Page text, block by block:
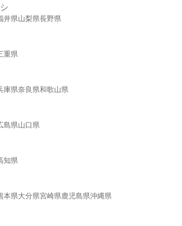
井県山梨県長野県
重県
庫県奈良県和歌山県
島県山口県
知県
本県大分県宮崎県鹿児島県沖縄県